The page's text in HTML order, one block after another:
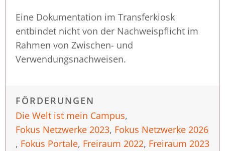
Eine Dokumentation im Transferkiosk
entbindet nicht von der Nachweispflicht im
Rahmen von Zwischen- und
Verwendungsnachweisen.
FÖRDERUNGEN
Die Welt ist mein Campus,
Fokus Netzwerke 2023, Fokus Netzwerke 2026
, Fokus Portale, Freiraum 2022, Freiraum 2023